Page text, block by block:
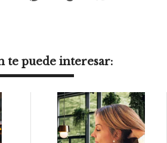
te puede interesar: